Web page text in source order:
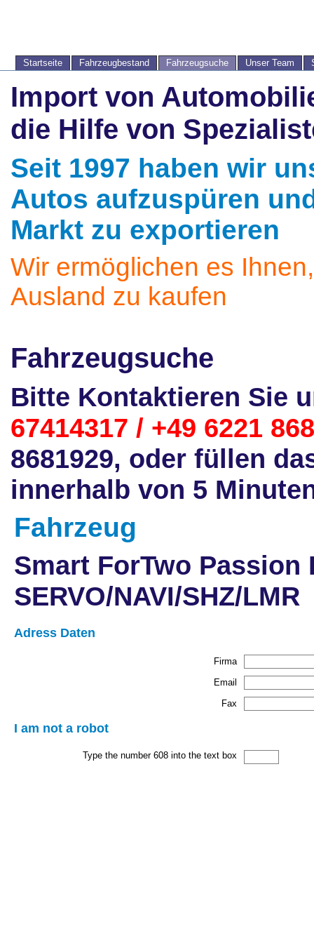
Startseite Fahrzeugbestand Fahrzeugsuche Unser Team
Import von
die Hilfe von
Seit 1997 haben wir
Autos aufzuspüren
Markt zu exportieren
Wir ermöglichen es
Ausland zu kaufen
Fahrzeugsuche
Bitte Kontaktieren Sie
67414317 / +49 6221
8681929, oder füllen
innerhalb von 5
Fahrzeug
Smart ForTwo Passion
SERVO/NAVI/SHZ/LMR
Adress Daten
Firma
Email
Fax
I am not a robot
Type the number 608 into the text box